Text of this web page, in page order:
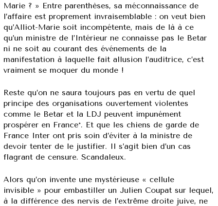
Marie ? » Entre parenthèses, sa méconnaissance de
l’affaire est proprement invraisemblable : on veut bien
qu’Alliot-Marie soit incompétente, mais de là à ce
qu’un ministre de l’Intérieur ne connaisse pas le Betar
ni ne soit au courant des événements de la
manifestation à laquelle fait allusion l’auditrice, c’est
vraiment se moquer du monde !
Reste qu’on ne saura toujours pas en vertu de quel
principe des organisations ouvertement violentes
comme le Betar et la LDJ peuvent impunément
prospérer en France*. Et que les chiens de garde de
France Inter ont pris soin d’éviter à la ministre de
devoir tenter de le justifier. Il s’agit bien d’un cas
flagrant de censure. Scandaleux.
Alors qu’on invente une mystérieuse « cellule
invisible » pour embastiller un Julien Coupat sur lequel,
à la différence des nervis de l’extrême droite juive, ne